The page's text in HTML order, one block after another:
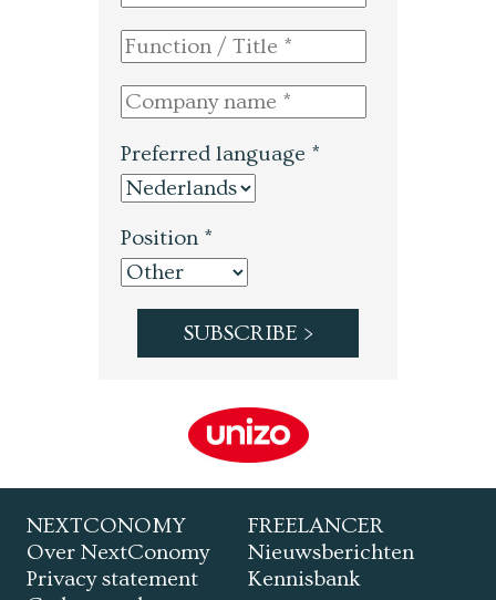
Preferred language *
Position *
NEXTCONOMY
Over NextConomy
Privacy statement
FREELANCER
Nieuwsberichten
Kennisbank